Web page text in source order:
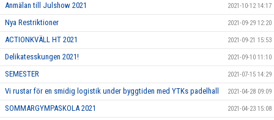
Anmälan till Julshow 2021 2021-10-12 14:17
Nya Restriktioner 2021-09-29 12:20
ACTIONKVÄLL HT 2021 2021-09-21 15:53
Delikatesskungen 2021! 2021-09-10 11:10
SEMESTER 2021-07-15 14:29
Vi rustar för en smidig logistik under byggtiden med YTKs padelhall 2021-04-28 09:09
SOMMARGYMPASKOLA 2021 2021-04-23 15:08